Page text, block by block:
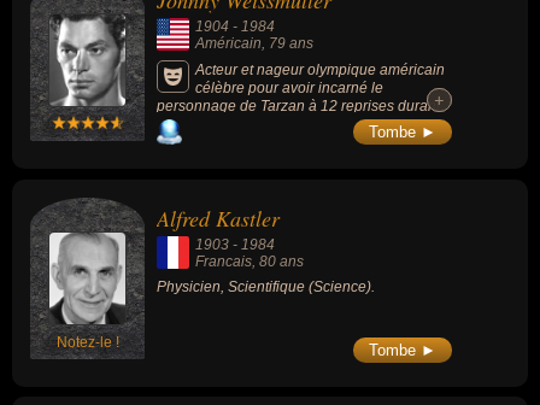
milliardaire. En ce qui concerne leurs nationalités au moment de
leurs morts, ils peuvent avoir été américain ou francais par
exemple.
1904 - 1984
Américain, 79 ans
Acteur et nageur olympique américain
célèbre pour avoir incarné le
personnage de Tarzan à 12 reprises durant
les années 1930 et 1940 et ayant remporté 5
médailles d'or aux Jeux olympiques. Il est le
+
+
Tombe ►
Notez-le !
Alfred Kastler
1903 - 1984
Francais , 80 ans
Physicien, Scientifique (Science).
Tombe ►